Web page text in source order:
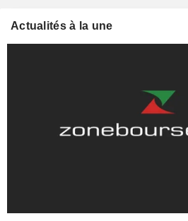
Actualités à la une